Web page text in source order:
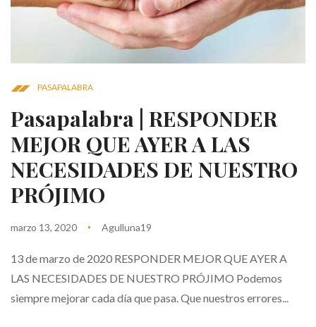
PASAPALABRA
Pasapalabra | RESPONDER
MEJOR QUE AYER A LAS
NECESIDADES DE NUESTRO
PRÓJIMO
marzo 13, 2020 Agulluna19
13 de marzo de 2020 RESPONDER MEJOR QUE AYER A
LAS NECESIDADES DE NUESTRO PRÓJIMO Podemos
siempre mejorar cada día que pasa. Que nuestros errores...